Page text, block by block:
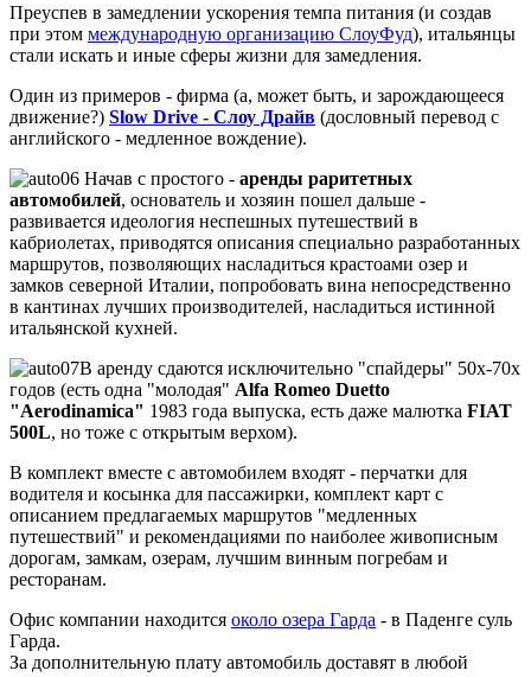
Преуспев в замедлении ускорения темпа питания (и создав
при этом международную организацию СлоуФуд), итальянцы
стали искать и иные сферы жизни для замедления.
Один из примеров - фирма (а, может быть, и зарождающееся
движение?) Slow Drive - Слоу Драйв (дословный перевод с
английского - медленное вождение).
Начав с простого - аренды раритетных
автомобилей, основатель и хозяин пошел дальше -
развивается идеология неспешных путешествий в
кабриолетах, приводятся описания специально разработанных
маршрутов, позволяющих насладиться крастоами озер и
замков северной Италии, попробовать вина непосредственно
в кантинах лучших производителей, насладиться истинной
итальянской кухней.
В аренду сдаются исключительно "спайдеры" 50х-70х
годов (есть одна "молодая" Alfa Romeo Duetto
"Aerodinamica" 1983 года выпуска, есть даже малютка FIAT
500L, но тоже с открытым верхом).
В комплект вместе с автомобилем входят - перчатки для
водителя и косынка для пассажирки, комплект карт с
описанием предлагаемых маршрутов "медленных
путешествий" и рекомендациями по наиболее живописным
дорогам, замкам, озерам, лучшим винным погребам и
ресторанам.
Офис компании находится около озера Гарда - в Паденге суль
Гарда.
За дополнительную плату автомобиль доставят в любой